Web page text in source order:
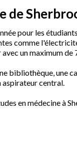
de
pour les
comme
un maximum de
bibliothèque, une
aspirateur central.
en médecine à